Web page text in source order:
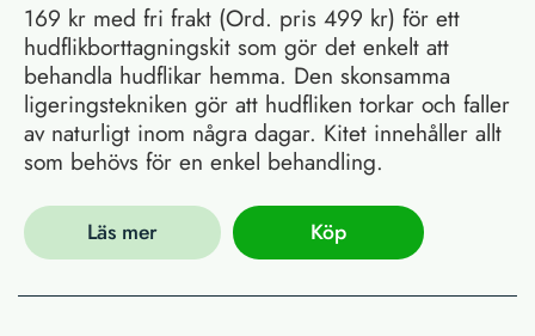
169 kr med fri frakt (Ord. pris 499 kr) för ett
hudflikborttagningskit som gör det enkelt att
behandla hudflikar hemma. Den skonsamma
ligeringstekniken gör att hudfliken torkar och faller
av naturligt inom några dagar. Kitet innehåller allt
som behövs för en enkel behandling.
Läs mer Köp